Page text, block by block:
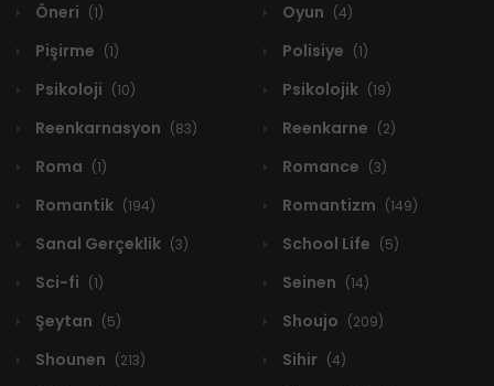
Öneri (1) Oyun (4)
Pişirme (1) Polisiye (1)
Psikoloji (10) Psikolojik (19)
Reenkarnasyon (83) Reenkarne (2)
Roma (1) Romance (3)
Romantik (194) Romantizm (149)
Sanal Gerçeklik (3) School Life (5)
Sci-fi (1) Seinen (14)
Şeytan (5) Shoujo (209)
Shounen (213) Sihir (4)